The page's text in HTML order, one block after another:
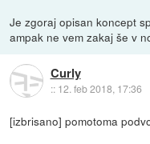
Je zgoraj opisan koncept
ampak ne vem zakaj še v
Curly
:: 12. feb 2018, 17:36
[izbrisano] pomotoma